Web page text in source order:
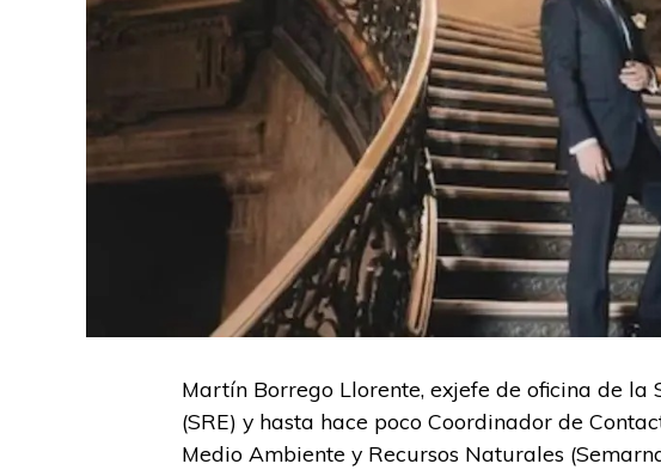
Martín Borrego Llorente, exjefe de oficina de la
(SRE) y hasta hace poco Coordinador de
Medio Ambiente y Recursos Naturales